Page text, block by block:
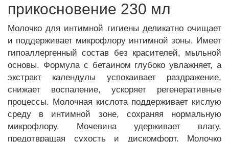
прикосновение 230 мл
Молочко для интимной гигиены деликатно очищает
и поддерживает микрофлору интимной зоны. Имеет
гипоаллергенный состав без красителей, мыльной
основы. Формула с бетаином глубоко увлажняет, а
экстракт календулы успокаивает раздражение,
снижает воспаление, ускоряет регенеративные
процессы. Молочная кислота поддерживает кислую
среду в интимной зоне, сохраняя нормальную
микрофлору. Мочевина удерживает влагу,
предотвращая сухость и дискомфорт.
Молочко